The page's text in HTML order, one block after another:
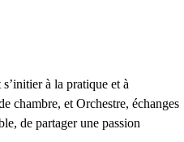
s’initier à la pratique et à
chambre, et Orchestre, échanges
de partager une passion